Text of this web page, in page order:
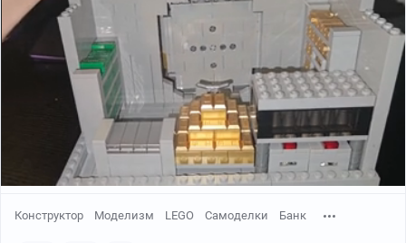
Конструктор Моделизм LEGO Самоделки Банк